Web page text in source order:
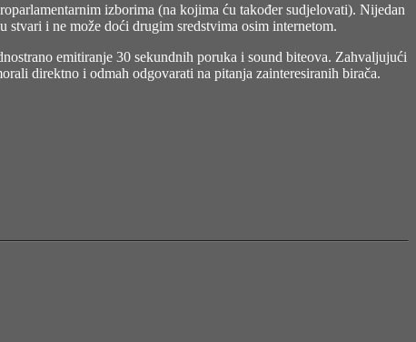
izborima (na kojima ću također sudjelovati). Nijedan
i ne može doći drugim sredstvima osim internetom.
emitiranje 30 sekundnih poruka i sound biteova. Zahvaljujući
direktno i odmah odgovarati na pitanja zainteresiranih birača.